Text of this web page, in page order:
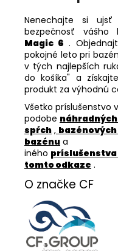
Nenechajte si
bezpečnosť
Magic 6 .
pokojné leto pri
v tých najlepších
do košíka" a
produkt za výhodnú
Všetko príslušenstvo v
podobe náhradných
spŕch ,
bazénu a
iného príslušenstva
tomto odkaze .
O značke CF